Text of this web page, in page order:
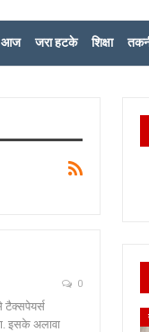
आज जरा हटके शिक्षा
0
टैक्सपेयर्स
इसके अलावा